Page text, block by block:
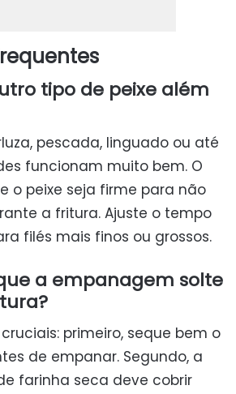
tipo de peixe além
pescada, linguado ou até
funcionam muito bem. O
o peixe seja firme para não
a fritura. Ajuste o tempo
filés mais finos ou grossos.
a empanagem solte
primeiro, seque bem o
de empanar. Segundo, a
farinha seca deve cobrir